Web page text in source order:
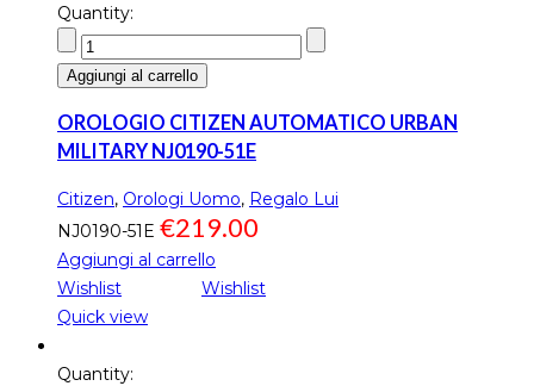
Quantity:
Aggiungi al carrello
OROLOGIO CITIZEN AUTOMATICO URBAN
MILITARY NJ0190-51E
Citizen, Orologi Uomo, Regalo Lui
NJ0190-51E €219.00
Aggiungi al carrello
Wishlist
Wishlist
Quick view
Quantity: